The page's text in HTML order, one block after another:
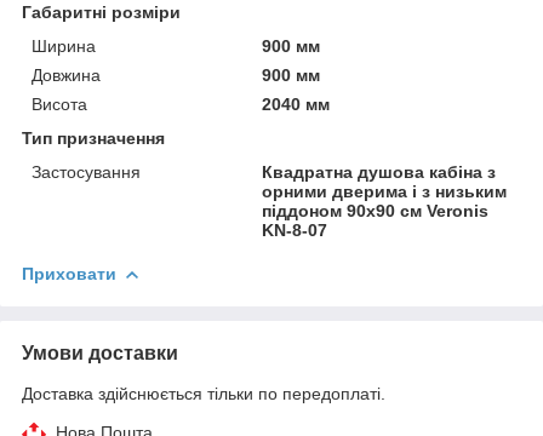
Габаритні розміри
Ширина
900 мм
Довжина
900 мм
Висота
2040 мм
Тип призначення
Застосування
Квадратна душова кабіна з
орними дверима і з низьким
піддоном 90х90 см Veronis
KN-8-07
Приховати
Умови доставки
Доставка здійснюється тільки по передоплаті.
Нова Пошта